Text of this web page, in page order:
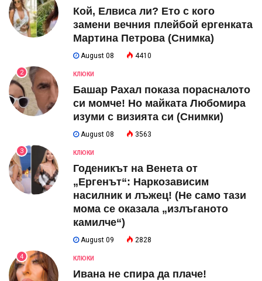
Кой, Елвиса ли? Ето с кого
замени вечния плейбой ергенката
Мартина Петрова (Снимка)
August 08 4410
2 КЛЮКИ
Башар Рахал показа порасналото
си момче! Но майката Любомира
изуми с визията си (Снимки)
August 08 3563
3 КЛЮКИ
Годеникът на Венета от
„Ергенът“: Наркозависим
насилник и лъжец! (Не само тази
мома се оказала „излъганото
камилче“)
August 09 2828
4 КЛЮКИ
Ивана не спира да плаче!